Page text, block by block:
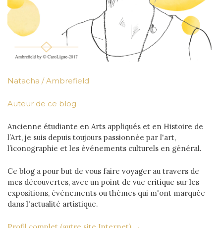
Natacha / Ambrefield
Auteur de ce blog
Ancienne étudiante en Arts appliqués et en Histoire de
l’Art, je suis depuis toujours passionnée par l'art,
l’iconographie et les événements culturels en général.
Ce blog a pour but de vous faire voyager au travers de
mes découvertes, avec un point de vue critique sur les
expositions, événements ou thèmes qui m'ont marquée
dans l'actualité artistique.